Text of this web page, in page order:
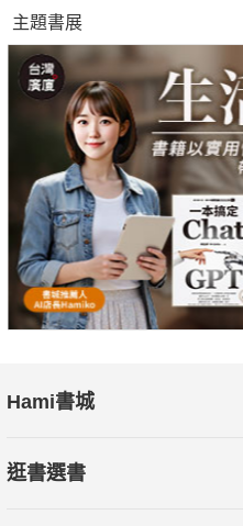
兩度奧斯卡提名最佳導演大衛
作。
80 愛愛上雲端
搶救婚姻爆笑大作戰！
84 我的鋼鐵老爸
繼【逆轉人生】後，又一誠摯
90 愛の放題
愛與性的大解放，赤裸衝擊大銀
106 絕命正義
【暮光之城】羅伯派汀森化身鐵
108 後會無期
110 戀夏小情歌
【告白】導演超激暴力狂想曲新
主題書展
Hami書城
逛書選書